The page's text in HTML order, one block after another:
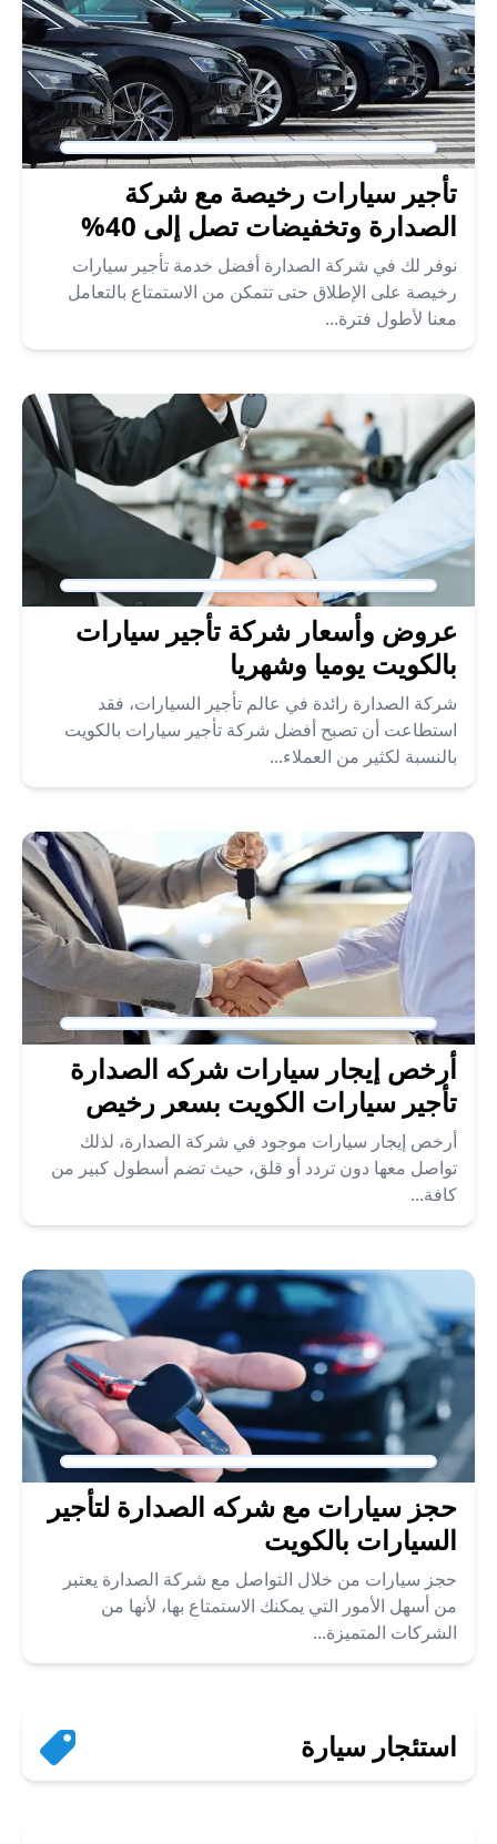
تأجير سيارات رخيصة مع شركة
الصدارة وتخفيضات تصل إلى 40%
نوفر لك في شركة الصدارة أفضل خدمة تأجير سيارات
رخيصة على الإطلاق حتى تتمكن من الاستمتاع بالتعامل
معنا لأطول فترة...
عروض وأسعار شركة تأجير سيارات
بالكويت يوميا وشهريا
شركة الصدارة رائدة في عالم تأجير السيارات، فقد
استطاعت أن تصبح أفضل شركة تأجير سيارات بالكويت
بالنسبة لكثير من العملاء...
أرخص إيجار سيارات شركه الصدارة
تأجير سيارات الكويت بسعر رخيص
أرخص إيجار سيارات موجود في شركة الصدارة، لذلك
تواصل معها دون تردد أو قلق، حيث تضم أسطول كبير من
كافة...
حجز سيارات مع شركه الصدارة لتأجير
السيارات بالكويت
حجز سيارات من خلال التواصل مع شركة الصدارة يعتبر
من أسهل الأمور التي يمكنك الاستمتاع بها، لأنها من
الشركات المتميزة...
استئجار سيارة